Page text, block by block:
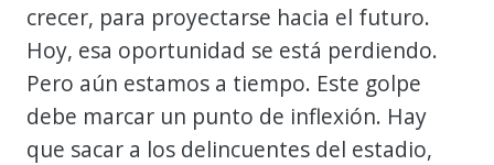
crecer, para proyectarse hacia el futuro.
Hoy, esa oportunidad se está perdiendo.
Pero aún estamos a tiempo. Este golpe
debe marcar un punto de inflexión. Hay
que sacar a los delincuentes del estadio,